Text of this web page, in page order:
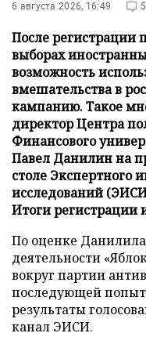
6 августа 2026, 16:49 5
После регистрации
выборах
возможность
вмешательства в
кампанию. Такое
директор Центра
Финансового
Павел Данилин на
столе Экспертного
исследований
Итоги регистрации
По оценке
деятельности
вокруг партии
последующей
результаты
канал ЭИСИ.